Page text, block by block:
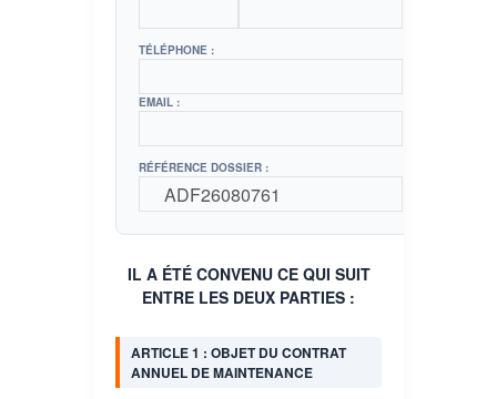
TÉLÉPHONE :
EMAIL :
RÉFÉRENCE DOSSIER :
IL A ÉTÉ CONVENU CE QUI SUIT
ENTRE LES DEUX PARTIES :
ARTICLE 1 : OBJET DU CONTRAT
ANNUEL DE MAINTENANCE